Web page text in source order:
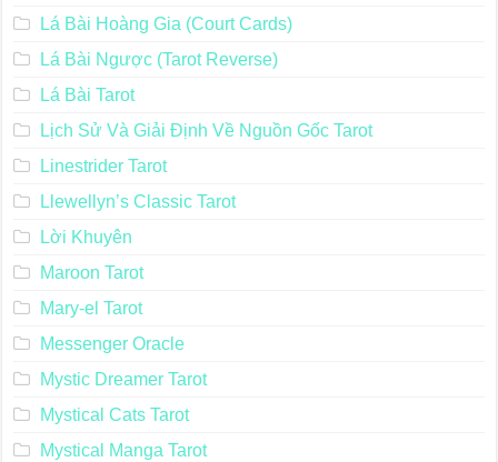
Lá Bài Hoàng Gia (Court Cards)
Lá Bài Ngược (Tarot Reverse)
Lá Bài Tarot
Lịch Sử Và Giải Định Về Nguồn Gốc Tarot
Linestrider Tarot
Llewellyn’s Classic Tarot
Lời Khuyên
Maroon Tarot
Mary-el Tarot
Messenger Oracle
Mystic Dreamer Tarot
Mystical Cats Tarot
Mystical Manga Tarot